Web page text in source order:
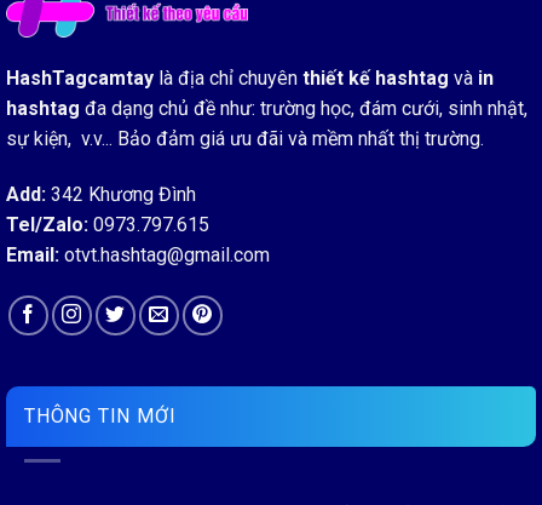
HashTagcamtay là địa chỉ chuyên thiết kế hashtag và in
hashtag đa dạng chủ đề như: trường học, đám cưới, sinh nhật,
sự kiện, v.v... Bảo đảm giá ưu đãi và mềm nhất thị trường.
Add: 342 Khương Đình
Tel/Zalo: 0973.797.615
Email: otvt.hashtag@gmail.com
THÔNG TIN MỚI